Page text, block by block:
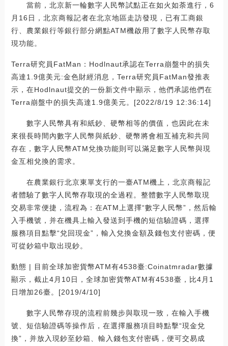
當前，北京新一輪數字人民幣試點正在如火如荼進行，6
月16日，北京商報記者在北京地區走訪發現，已有工商銀
行、農業銀行等銀行部分網點ATM機啟用了數字人民幣存取
現功能。
Terra研究員FatMan：Hodlnaut承認在Terra崩盤中的損失
高達1.9億美元:金色財經消息，Terra研究員FatMan發推表
示，在Hodlnaut提交的一份新文件中顯示，他們承認他們在
Terra崩盤中的損失高達1.9億美元。[2022/8/19 12:36:14]
數字人民幣具有和紙鈔、硬幣相等的價值，也因此在未
來很長時間內數字人民幣與紙鈔、硬幣將會相互補充和共同
存在，數字人民幣ATM兌換功能則可以滿足數字人民幣與現
金互相兌換的需求。
在農業銀行北京東單支行的一臺ATM機上，北京商報記
者體驗了數字人民幣存取現的全過程。整體數字人民幣取現
交易非常便捷，流程為：在ATM上選擇“數字人民幣”，然后輸
入手機號，并在機具上輸入發送到手機的短信驗證碼，選擇
服務項目點擊“兌回現金”，輸入兌換金額及錢包支付密碼，便
可從鈔箱中取出現鈔。
動態 | 目前全球加密貨幣ATM有4538臺:Coinatmradar數據
顯示，截止4月10日，全球加密貨幣ATM有4538臺，比4月1
日增加26臺。[2019/4/10]
數字人民幣存現的流程前幾步與取現一致，在輸入手機
號、短信驗證碼等操作后，在選擇服務項目時點擊“現金兌
換”，并放入現鈔至鈔箱、輸入錢包支付密碼，便可交易成